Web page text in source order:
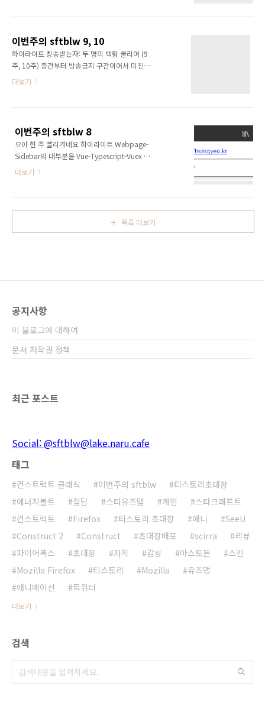
렸습니다. "페이지" 기능이 생겼더라구요. 내가
가... 미스키 넘나 불안정한 것... 놀라운 이슈인
데, 덧댓글에 d..
이번주의 sftblw 9, 10
하이라이트 칭송받는자: 두 명의 백황 클리어 (9
주, 10주) 중간부터 방송금지 구간이어서 미친듯
이 달렸습니다. 블로그 글 마스토돈을 사용해봅
분께 업데이트 해달라고 조름) 한 마디 으아 좀
쉽시다 이제
더보기
이번주의 sftblw 8
으아 한 주 빨리가네요 하이라이트 Webpage-
Sidebar의 대부분을 Vue-Typescript-Vuex 조
합으로 바꿨습니다. Firefox Sync 문제가 가장
는 방법만 파악하면 0.1 버전이 릴리즈될 수 있
더보기
목록 더보기
공지사항
이 블로그에 대하여
문서 저작권 정책
최근 포스트
Social: @sftblw@lake.naru.cafe
태그
컨스트럭트 클래식 이번주의 sftblw
티스토리초대장
에너지볼트
잡담 스타유즈맵 게임
스타크래프트
컨스트럭트
Firefox 티스토리 초대장 애니
SeeU
Construct 2
Construct 초대장배포 scirra
리뷰
파이어폭스
초대장 자작 감상 마스토돈
스킨
Mozilla Firefox
티스토리 Mozilla
유즈맵
애니메이션
트위터
더보기
검색